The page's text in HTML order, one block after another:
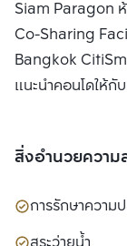
Siam Paragon ห้
Co-Sharing
Bangkok
แนะนำคอนโดให้กั
สิ่งอำนวยความ
การรักษาความ